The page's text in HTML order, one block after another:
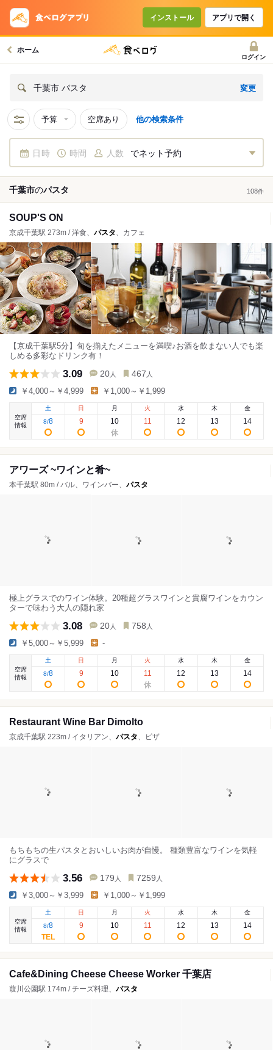
インストール アプリで開く
ホーム
ログイン
千葉市 パスタ 変更
予算 空席あり 他の検索条件
日時 時間 人数 でネット予約
千葉市のパスタ 108件
SOUP'S ON
京成千葉駅 273m / 洋食、 パスタ、カフェ
【京成千葉駅5分】旬を揃えたメニューを満喫♪お酒を飲まない人でも楽
しめる多彩なドリンク有！
3.09 20 人 467 人
￥4,000～￥4,999 ￥1,000～￥1,999
空席
情報
土
8/8
日
9
月
10
火
11
水
12
木
13
金
14
アワーズ ~ワインと肴~
本千葉駅 80m / バル、ワインバー、 パスタ
極上グラスでのワイン体験。20種超グラスワインと貴腐ワインをカウン
ターで味わう大人の隠れ家
3.08 20 人 758 人
￥5,000～￥5,999 -
空席
情報
土
8/8
日
9
月
10
火
11
水
12
木
13
金
14
Restaurant Wine Bar Dimolto
京成千葉駅 223m / イタリアン、 パスタ、ピザ
もちもちの生パスタとおいしいお肉が自慢。 種類豊富なワインを気軽
にグラスで
3.56 179 人 7259 人
￥3,000～￥3,999 ￥1,000～￥1,999
空席
情報
土
8/8
日
9
月
10
火
11
水
12
木
13
金
14
Cafe&Dining Cheese Cheese Worker 千葉店
葭川公園駅 174m / チーズ料理、 パスタ